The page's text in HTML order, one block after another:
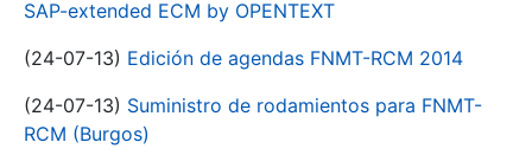
SAP-extended ECM by OPENTEXT
(24-07-13) Edición de agendas FNMT-RCM 2014
(24-07-13) Suministro de rodamientos para FNMT-
RCM (Burgos)